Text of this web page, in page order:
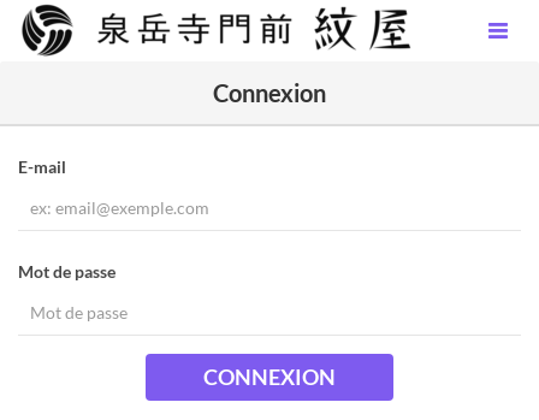
Connexion
E-mail
Mot de passe
CONNEXION